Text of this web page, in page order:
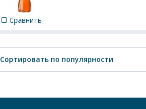
Сравнить
Сортировать по популярности